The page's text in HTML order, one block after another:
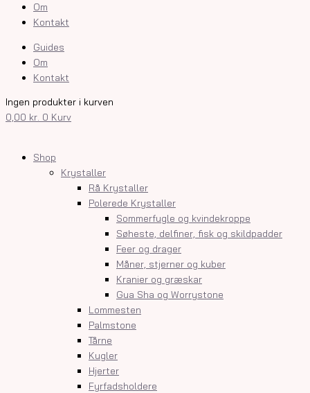
Om
Kontakt
Guides
Om
Kontakt
Ingen produkter i kurven
0,00 kr. 0 Kurv
Shop
Krystaller
Rå Krystaller
Polerede Krystaller
Sommerfugle og kvindekroppe
Søheste, delfiner, fisk og skildpadder
Feer og drager
Måner, stjerner og kuber
Kranier og græskar
Gua Sha og Worrystone
Lommesten
Palmstone
Tårne
Kugler
Hjerter
Fyrfadsholdere